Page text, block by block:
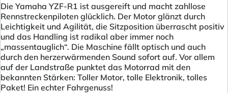
Die Yamaha YZF-R1 ist ausgereift und macht zahllose
Rennstreckenpiloten glücklich. Der Motor glänzt durch
Leichtigkeit und Agilität, die Sitzposition überrascht positiv
und das Handling ist radikal aber immer noch
„massentauglich“. Die Maschine fällt optisch und auch
durch den herzerwärmenden Sound sofort auf. Vor allem
auf der Landstraße punktet das Motorrad mit den
bekannten Stärken: Toller Motor, tolle Elektronik, tolles
Paket! Ein echter Fahrgenuss!